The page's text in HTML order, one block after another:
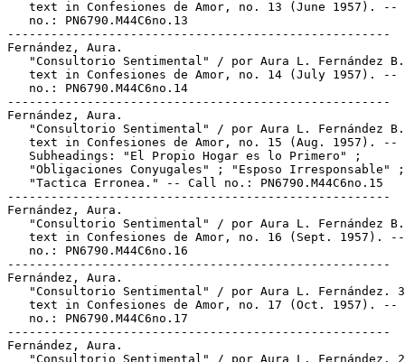
text in Confesiones de Amor, no. 13 (June 1957). --
   no.: PN6790.M44C6no.13
-----------------------------------------------------
Fernández, Aura.
"Consultorio Sentimental" / por Aura L. Fernández
text in Confesiones de Amor, no. 14 (July 1957). --
   no.: PN6790.M44C6no.14
-----------------------------------------------------
Fernández, Aura.
"Consultorio Sentimental" / por Aura L. Fernández
   text in Confesiones de Amor, no. 15 (Aug. 1957). --
   Subheadings: "El Propio Hogar es lo Primero" ;
   "Obligaciones Conyugales" ; "Esposo Irresponsable" ;
   "Tactica Erronea." -- Call no.: PN6790.M44C6no.15
-----------------------------------------------------
Fernández, Aura.
"Consultorio Sentimental" / por Aura L. Fernández
text in Confesiones de Amor, no. 16 (Sept. 1957).
   no.: PN6790.M44C6no.16
-----------------------------------------------------
Fernández, Aura.
"Consultorio Sentimental" / por Aura L. Fernández.
text in Confesiones de Amor, no. 17 (Oct. 1957). --
   no.: PN6790.M44C6no.17
-----------------------------------------------------
Fernández, Aura.
"Consultorio Sentimental" / por Aura L. Fernández.